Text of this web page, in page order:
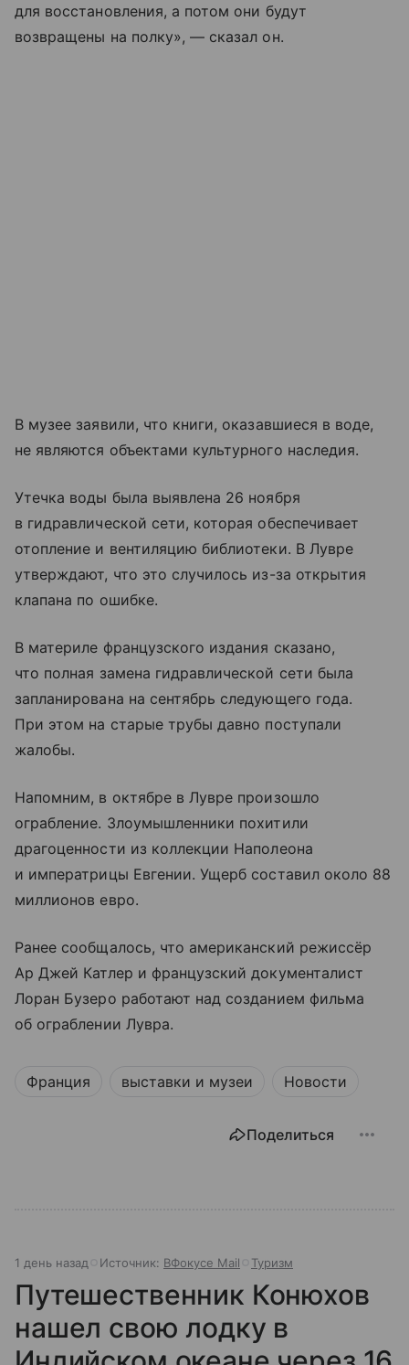
для восстановления, а потом они будут
возвращены на полку», — сказал он.
В музее заявили, что книги, оказавшиеся в воде,
не являются объектами культурного наследия.
Утечка воды была выявлена 26 ноября
в гидравлической сети, которая обеспечивает
отопление и вентиляцию библиотеки. В Лувре
утверждают, что это случилось из-за открытия
клапана по ошибке.
В материле французского издания сказано,
что полная замена гидравлической сети была
запланирована на сентябрь следующего года.
При этом на старые трубы давно поступали
жалобы.
Напомним, в октябре в Лувре произошло
ограбление. Злоумышленники похитили
драгоценности из коллекции Наполеона
и императрицы Евгении. Ущерб составил около 88
миллионов евро.
Ранее сообщалось, что американский режиссёр
Ар Джей Катлер и французский документалист
Лоран Бузеро работают над созданием фильма
об ограблении Лувра.
Франция выставки и музеи Новости
Поделиться
1 день назад Источник: ВФокусе Mail Туризм
Путешественник Конюхов
нашел свою лодку в